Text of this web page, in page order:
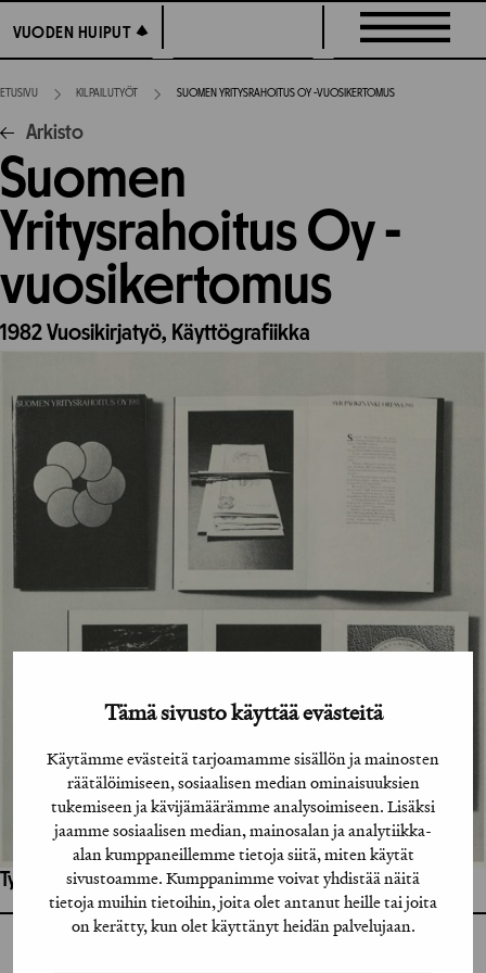
Tämä sivusto käyttää evästeitä
Käytämme evästeitä tarjoamamme sisällön ja mainosten
räätälöimiseen, sosiaalisen median ominaisuuksien
tukemiseen ja kävijämäärämme analysoimiseen. Lisäksi
jaamme sosiaalisen median, mainosalan ja analytiikka-
alan kumppaneillemme tietoja siitä, miten käytät
sivustoamme. Kumppanimme voivat yhdistää näitä
tietoja muihin tietoihin, joita olet antanut heille tai joita
on kerätty, kun olet käyttänyt heidän palvelujaan.
suoraan
sisältöön
VUODEN HUIPUT
VUODEN HUIPUT
ETUSIVU KILPAILUTYÖT SUOMEN YRITYSRAHOITUS OY -VUOSIKERTOMUS
Arkisto
Suomen
Yritysrahoitus Oy -
vuosikertomus
1982Vuosikirjatyö, Käyttögrafiikka
Työhön osallistuneet henkilöt / tahot: